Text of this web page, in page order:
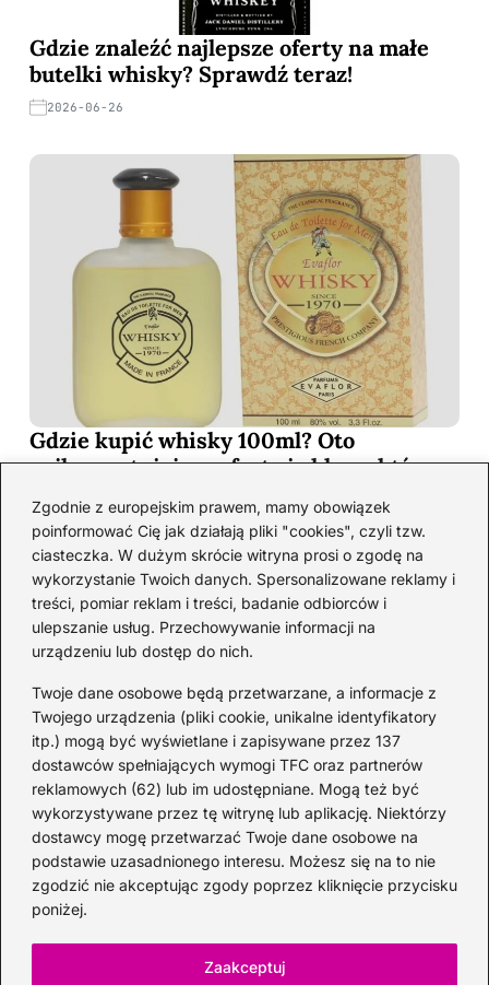
Zgodnie z europejskim prawem, mamy obowiązek
poinformować Cię jak działają pliki "cookies", czyli tzw.
ciasteczka. W dużym skrócie witryna prosi o zgodę na
wykorzystanie Twoich danych. Spersonalizowane reklamy i
treści, pomiar reklam i treści, badanie odbiorców i
ulepszanie usług. Przechowywanie informacji na
urządzeniu lub dostęp do nich.
Twoje dane osobowe będą przetwarzane, a informacje z
Twojego urządzenia (pliki cookie, unikalne identyfikatory
itp.) mogą być wyświetlane i zapisywane przez 137
dostawców spełniających wymogi TFC oraz partnerów
reklamowych (62) lub im udostępniane. Mogą też być
wykorzystywane przez tę witrynę lub aplikację. Niektórzy
dostawcy mogę przetwarzać Twoje dane osobowe na
podstawie uzasadnionego interesu. Możesz się na to nie
zgodzić nie akceptując zgody poprzez kliknięcie przycisku
poniżej.
Zaakceptuj
Gdzie znaleźć najlepsze oferty na małe
butelki whisky? Sprawdź teraz!
2026-06-26
Gdzie kupić whisky 100ml? Oto
najkorzystniejsze oferty i sklepy, które
2026-06-26
Kategorie
Koktajle(128)
Likier (10)
Piwo(28)
Porady(68)
Przekąski(37)
Rum(3)
Szampan(4)
Whisky(23)
Wino (12)